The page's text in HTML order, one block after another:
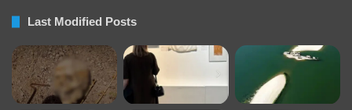
Last Modified Posts